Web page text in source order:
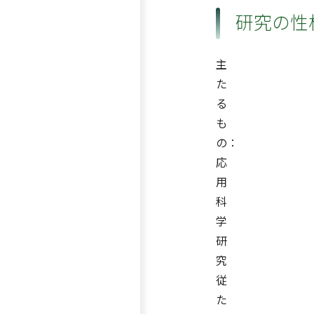
研究の性
主
た
る
も
の：
応
用
科
学
研
究
従
た